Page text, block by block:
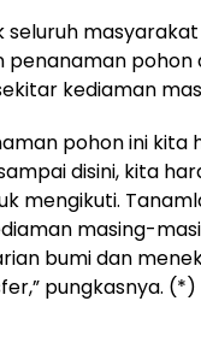
seluruh
penanaman pohon
kediaman
pohon ini kita
disini, kita
mengikuti.
masing-
bumi dan
pungkasnya. (*)